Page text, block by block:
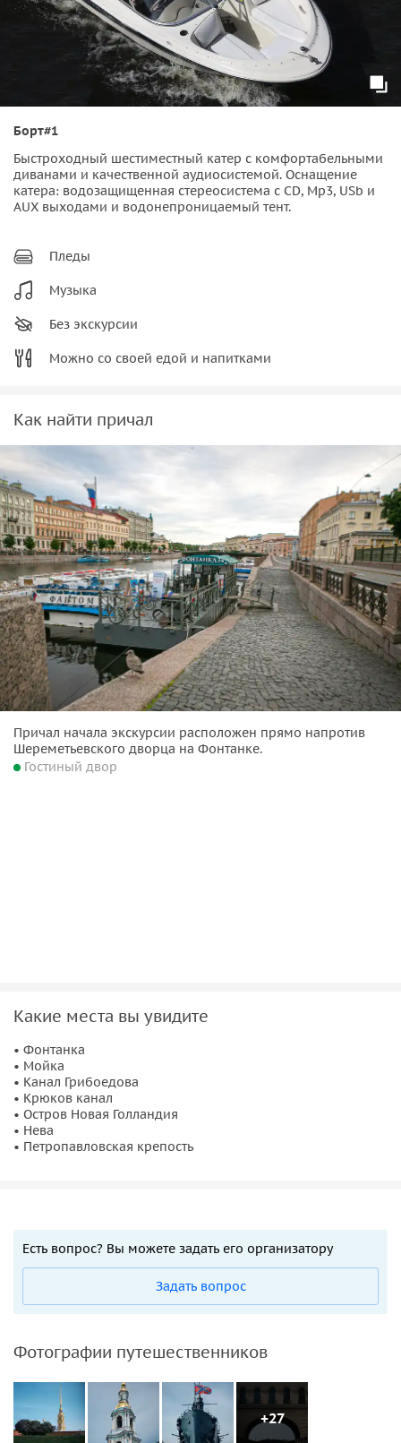
Борт#1
Быстроходный шестиместный катер с комфортабельными
диванами и качественной аудиосистемой. Оснащение
катера: водозащищенная стереосистема с CD, Mp3, USb и
AUX выходами и водонепроницаемый тент.
Пледы
Музыка
Без экскурсии
Можно со своей едой и напитками
Как найти причал
Причал начала экскурсии расположен прямо напротив
Шереметьевского дворца на Фонтанке.
Гостиный двор
Какие места вы увидите
• Фонтанка
• Мойка
• Канал Грибоедова
• Крюков канал
• Остров Новая Голландия
• Нева
• Петропавловская крепость
Есть вопрос? Вы можете задать его организатору
Задать вопрос
Фотографии путешественников
+27